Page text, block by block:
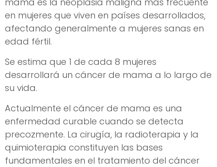
en mujeres que viven en países desarrollados,
afectando generalmente a mujeres sanas en
edad fértil.
Se estima que 1 de cada 8 mujeres
desarrollará un cáncer de mama a lo largo de
su vida.
Actualmente el cáncer de mama es una
enfermedad curable cuando se detecta
precozmente. La cirugía, la radioterapia y la
quimioterapia constituyen las bases
fundamentales en el tratamiento del cáncer